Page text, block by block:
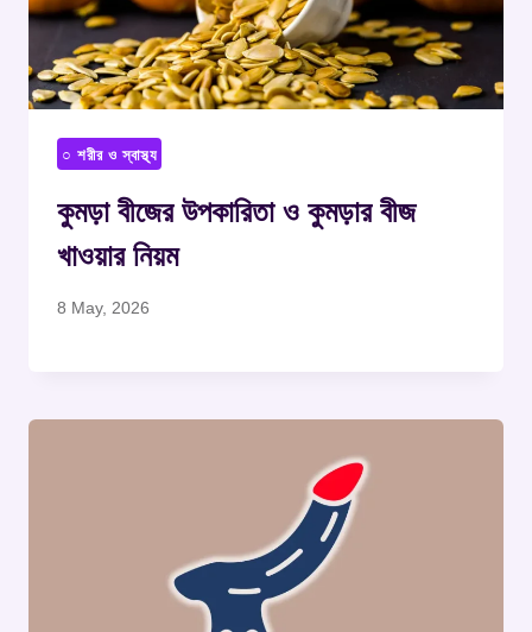
○ শরীর ও স্বাস্থ্য
কুমড়া বীজের উপকারিতা ও কুমড়ার বীজ
খাওয়ার নিয়ম
8 May, 2026